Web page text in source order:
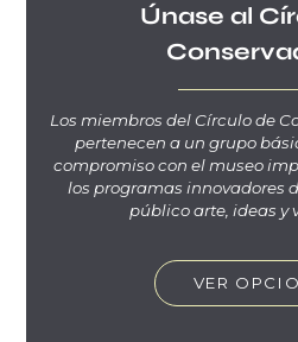
Únase al
Los miembros del Círculo de
pertenecen a un grupo
compromiso con el museo
los programas innovadores
público arte, ideas y
VER